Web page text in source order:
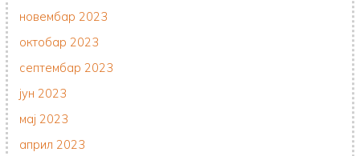
новембар 2023
октобар 2023
септембар 2023
јун 2023
мај 2023
април 2023